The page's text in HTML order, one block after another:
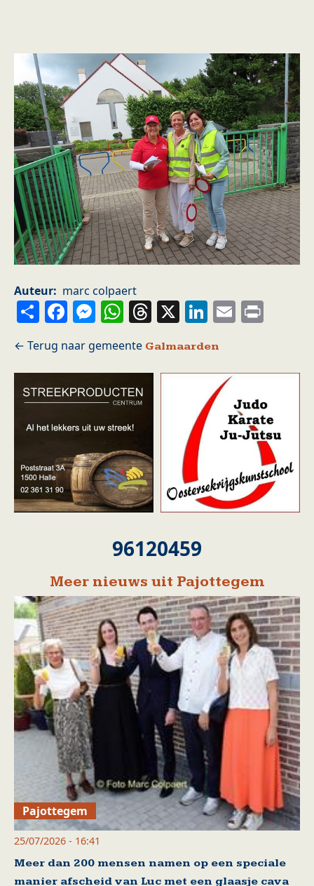
Auteur marc colpaert
ShareFacebook
Messenger
WhatsApp
Threads
X LinkedIn
Email
Galmaarden
96120459
Meer nieuws uit Pajottegem
Pajottegem
25/07/2026 - 16:41
Meer dan 200 mensen namen op een speciale
manier afscheid van Luc met een glaasje cava